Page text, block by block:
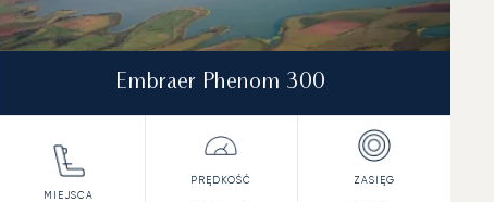
Embraer Phenom 300